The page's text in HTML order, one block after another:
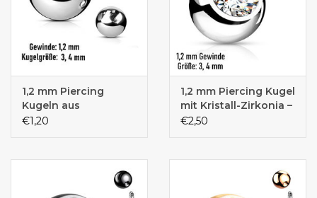
1,2 mm Piercing
Kugeln aus
Chirurgenstahl 316L –
€1,20
1,2 mm Piercing Kugel
mit Kristall-Zirkonia –
Chirurgenstahl 316L |
€2,50